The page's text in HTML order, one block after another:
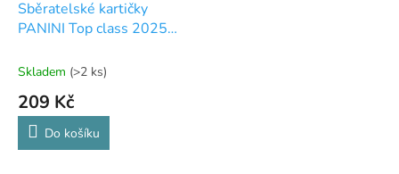
Sběratelské kartičky
PANINI Top class 2025
Skladem (>2 ks)
209 Kč
Do košíku